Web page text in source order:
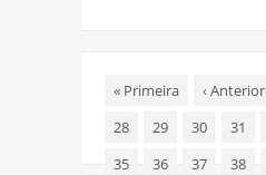
« Primeira ‹Anterior
28
29 30 31
35
36 37 38